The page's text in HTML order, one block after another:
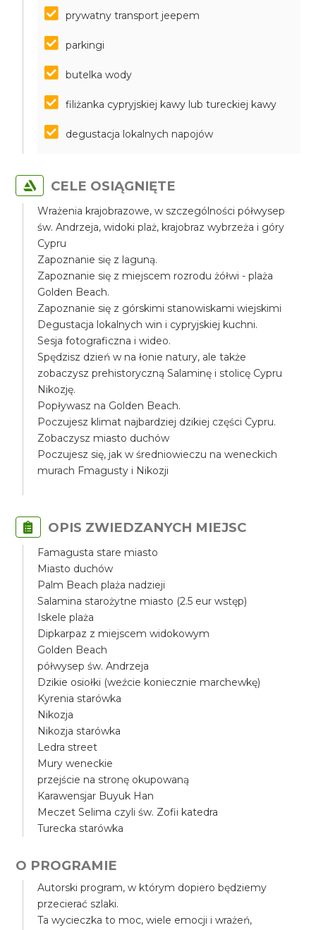
prywatny transport jeepem
parkingi
butelka wody
filiżanka cypryjskiej kawy lub tureckiej kawy
degustacja lokalnych napojów
CELE OSIĄGNIĘTE
Wrażenia krajobrazowe, w szczególności półwysep
św. Andrzeja, widoki plaż, krajobraz wybrzeża i góry
Cypru
Zapoznanie się z laguną.
Zapoznanie się z miejscem rozrodu żółwi - plaża
Golden Beach.
Zapoznanie się z górskimi stanowiskami wiejskimi
Degustacja lokalnych win i cypryjskiej kuchni.
Sesja fotograficzna i wideo.
Spędzisz dzień w na łonie natury, ale także
zobaczysz prehistoryczną Salaminę i stolicę Cypru
Nikozję.
Popływasz na Golden Beach.
Poczujesz klimat najbardziej dzikiej części Cypru.
Zobaczysz miasto duchów
Poczujesz się, jak w średniowieczu na weneckich
murach Fmagusty i Nikozji
OPIS ZWIEDZANYCH MIEJSC
Famagusta stare miasto
Miasto duchów
Palm Beach plaża nadzieji
Salamina starożytne miasto (2.5 eur wstęp)
Iskele plaża
Dipkarpaz z miejscem widokowym
Golden Beach
półwysep św. Andrzeja
Dzikie osiołki (weźcie koniecznie marchewkę)
Kyrenia starówka
Nikozja
Nikozja starówka
Ledra street
Mury weneckie
przejście na stronę okupowaną
Karawensjar Buyuk Han
Meczet Selima czyli św. Zofii katedra
Turecka starówka
O PROGRAMIE
Autorski program, w którym dopiero będziemy
przecierać szlaki.
Ta wycieczka to moc, wiele emocji i wrażeń,